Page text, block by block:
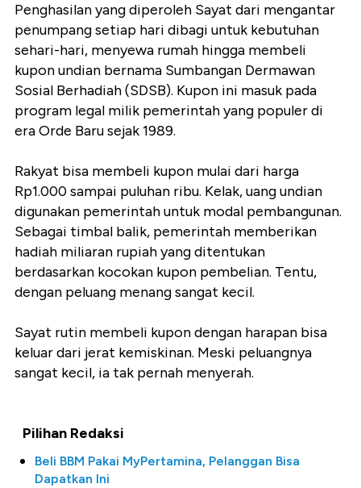
Penghasilan yang diperoleh Sayat dari mengantar
penumpang setiap hari dibagi untuk kebutuhan
sehari-hari, menyewa rumah hingga membeli
kupon undian bernama Sumbangan Dermawan
Sosial Berhadiah (SDSB). Kupon ini masuk pada
program legal milik pemerintah yang populer di
era Orde Baru sejak 1989.
Rakyat bisa membeli kupon mulai dari harga
Rp1.000 sampai puluhan ribu. Kelak, uang undian
digunakan pemerintah untuk modal pembangunan.
Sebagai timbal balik, pemerintah memberikan
hadiah miliaran rupiah yang ditentukan
berdasarkan kocokan kupon pembelian. Tentu,
dengan peluang menang sangat kecil.
Sayat rutin membeli kupon dengan harapan bisa
keluar dari jerat kemiskinan. Meski peluangnya
sangat kecil, ia tak pernah menyerah.
Pilihan Redaksi
Beli BBM Pakai MyPertamina, Pelanggan Bisa
Dapatkan Ini